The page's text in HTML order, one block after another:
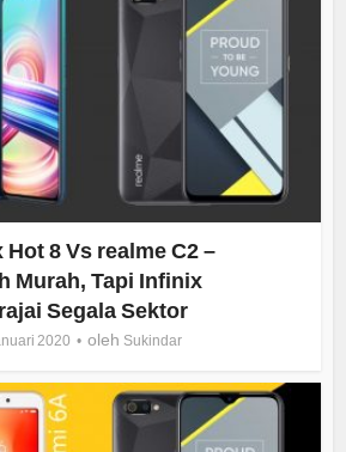
8 Vs realme C2 –
Murah, Tapi Infinix
Segala Sektor
2020 oleh Sukindar